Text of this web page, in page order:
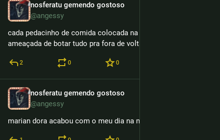
nosferatu gemendo gostoso
@angessy
cada pedacinho de comida colocada na minha boca é uma
ameaçada de botar tudo pra fora de volta kkcry
2 0 0
nosferatu gemendo gostoso
@angessy
marian dora acabou com o meu dia na moral